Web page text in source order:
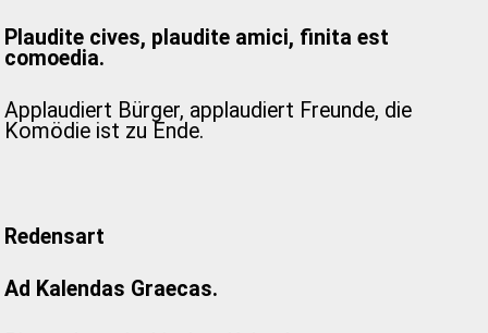
Plaudite cives, plaudite amici, finita est
comoedia.
Applaudiert Bürger, applaudiert Freunde, die
Komödie ist zu Ende.
Redensart
Ad Kalendas Graecas.